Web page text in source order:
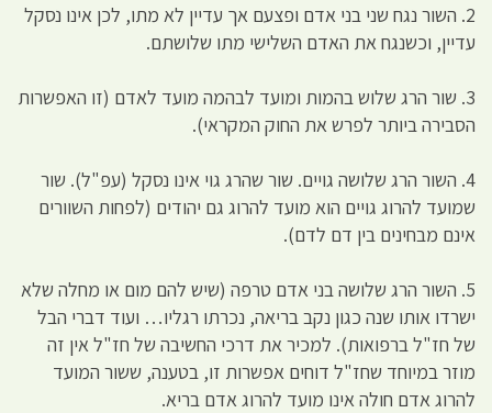
2. השור נגח שני בני אדם ופצעם אך עדיין לא מתו, לכן אינו נסקל
עדיין, וכשנגח את האדם השלישי מתו שלושתם.
3. שור הרג שלוש בהמות ומועד לבהמה מועד לאדם (זו האפשרות
הסבירה ביותר לפרש את החוק המקראי).
4. השור הרג שלושה גויים. שור שהרג גוי אינו נסקל (עפ"ל). שור
שמועד להרוג גויים הוא מועד להרוג גם יהודים (לפחות השוורים
אינם מבחינים בין דם לדם).
5. השור הרג שלושה בני אדם טרפה (שיש להם מום או מחלה שלא
ישרדו אותו שנה כגון נקב בריאה, נכרתו רגליו… ועוד דברי הבל
של חז"ל ברפואות). למכיר את דרכי החשיבה של חז"ל אין זה
מוזר במיוחד שחז"ל דוחים אפשרות זו, בטענה, ששור המועד
להרוג אדם חולה אינו מועד להרוג אדם בריא.